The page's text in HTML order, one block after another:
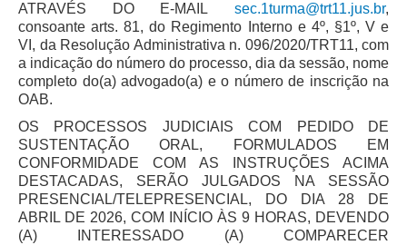
Fones TRT
Fones TST
Endereços das Unidades
Balcão Visual Libras
Aplicativos
ATRAVÉS DO E-MAIL sec.1turma@trt11.jus.br,
consoante arts. 81, do Regimento Interno e 4º, §1º, V e
VI, da Resolução Administrativa n. 096/2020/TRT11, com
a indicação do número do processo, dia da sessão, nome
completo do(a) advogado(a) e o número de inscrição na
OAB.
OS PROCESSOS JUDICIAIS COM PEDIDO DE
SUSTENTAÇÃO ORAL, FORMULADOS EM
CONFORMIDADE COM AS INSTRUÇÕES ACIMA
DESTACADAS, SERÃO JULGADOS NA SESSÃO
PRESENCIAL/TELEPRESENCIAL, DO DIA 28 DE
ABRIL DE 2026, COM INÍCIO ÀS 9 HORAS, DEVENDO
(A) INTERESSADO (A) COMPARECER